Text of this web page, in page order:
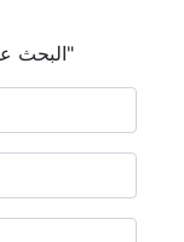
"البحث عن فرص جديدة لتوليد الإيرادات"